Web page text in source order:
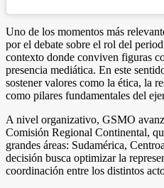
Uno de los momentos más
por el debate sobre el rol del
contexto donde conviven figuras
presencia mediática. En este
sostener valores como la ética, la
como pilares fundamentales del
A nivel organizativo, GSMO
Comisión Regional Continental,
grandes áreas: Sudamérica,
decisión busca optimizar la
coordinación entre los distintos